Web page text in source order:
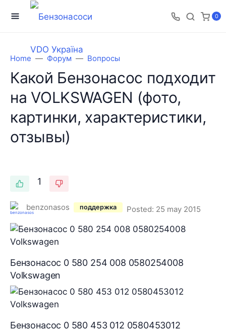
0
Home Форум Вопросы
Какой Бензонасос подходит
на VOLKSWAGEN (фото,
картинки, характеристики,
отзывы)
1
benzonasos поддержка Posted: 25 may 2015
Бензонасос 0 580 254 008 0580254008
Volkswagen
Бензонасос 0 580 453 012 0580453012